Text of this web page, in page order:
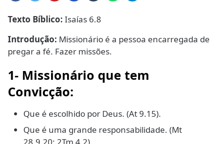
Texto Bíblico: Isaías 6.8
Introdução: Missionário é a pessoa encarregada de
pregar a fé. Fazer missões.
1- Missionário que tem
Convicção:
Que é escolhido por Deus. (At 9.15).
Que é uma grande responsabilidade. (Mt
28.9,20; 2Tm 4.2).